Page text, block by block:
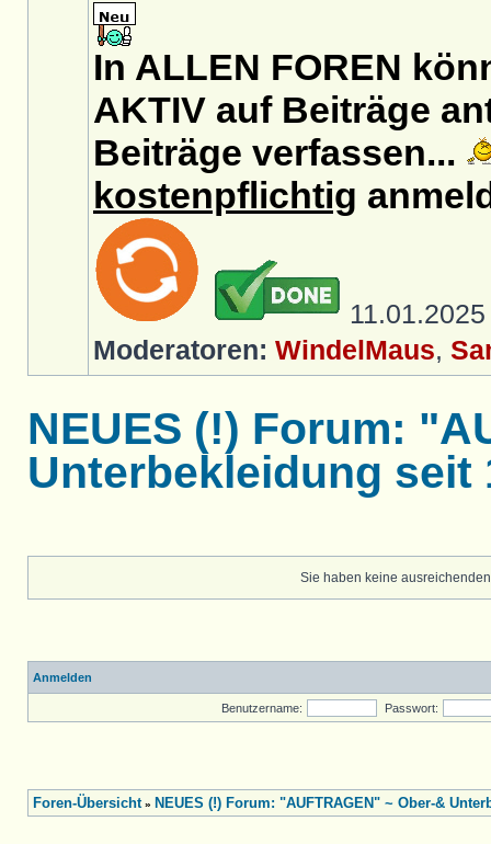
In ALLEN FOREN
AKTIV auf Beiträge
Beiträge verfassen...
kostenpflichtig
Moderatoren: WindelMaus,
NEUES (!) Forum:
Unterbekleidung seit
Sie haben keine
Anmelden
Benutzername: Passwort:
Foren-Übersicht» NEUES (!) Forum: "AUFTRAGEN" ~ Ober-&